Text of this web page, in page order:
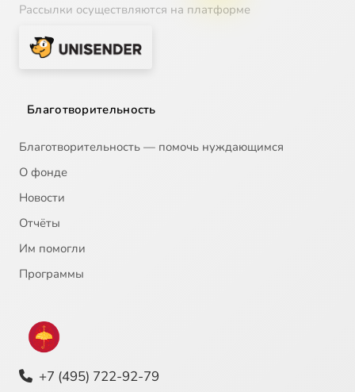
Рассылки осуществляются на платформе
Благотворительность
Благотворительность — помочь нуждающимся
О фонде
Новости
Отчёты
Им помогли
Программы
+7 (495) 722-92-79